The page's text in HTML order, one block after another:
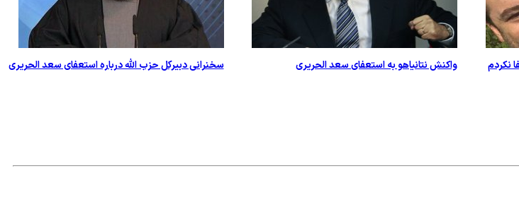
نکردم واکنش نتانیاهو به استعفای سعد الحریری سخنرانی دبیرکل حزب الله درباره استعفای سعد الحریری